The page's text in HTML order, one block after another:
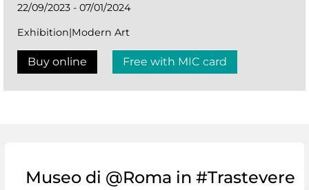
22/09/2023 - 07/01/2024
Exhibition|Modern Art
Buy online Free with MIC card
Museo di @Roma in #Trastevere